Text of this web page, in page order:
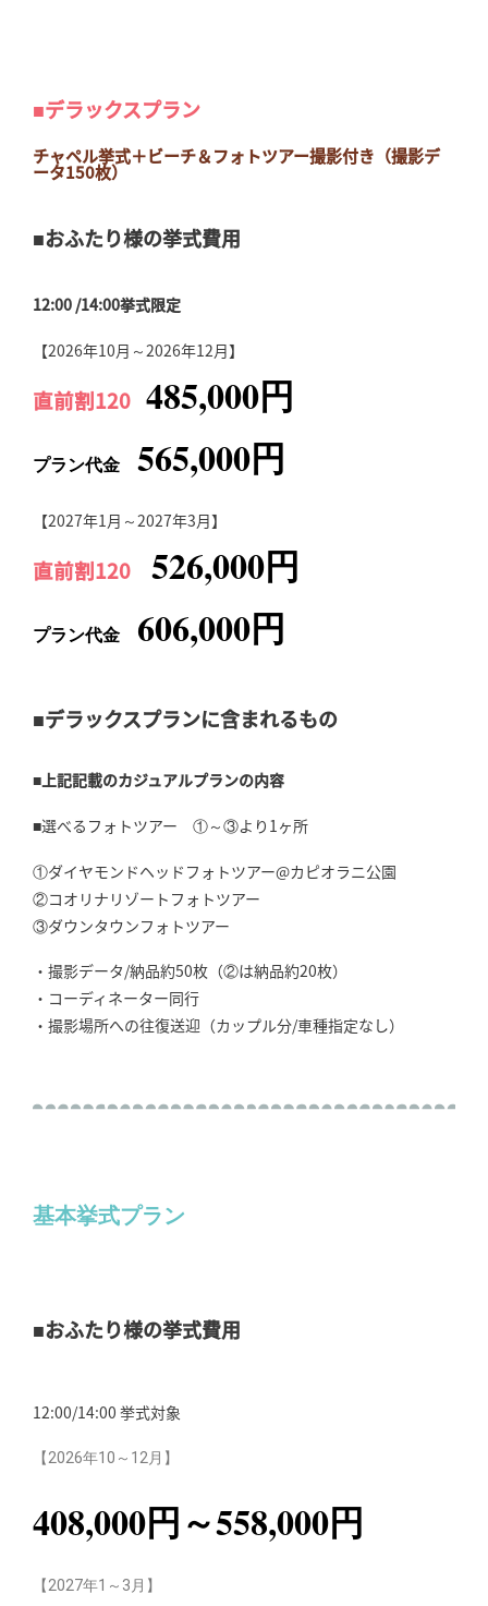
■デラックスプラン
チャペル挙式＋ビーチ＆フォトツアー撮影付き（撮影デ
ータ150枚）
■おふたり様の挙式費用
12:00 /14:00挙式限定
【2026年10月～2026年12月】
直前割120 485,000円
プラン代金 565,000円
【2027年1月～2027年3月】
直前割120 526,000円
プラン代金 606,000円
■デラックスプランに含まれるもの
■上記記載のカジュアルプランの内容
■選べるフォトツアー ①～③より1ヶ所
①ダイヤモンドヘッドフォトツアー@カピオラニ公園
②コオリナリゾートフォトツアー
③ダウンタウンフォトツアー
・撮影データ/納品約50枚（②は納品約20枚）
・コーディネーター同行
・撮影場所への往復送迎（カップル分/車種指定なし）
基本挙式プラン
■おふたり様の挙式費用
12:00/14:00 挙式対象
【2026年10～12月】
408,000円～558,000円
【2027年1～3月】